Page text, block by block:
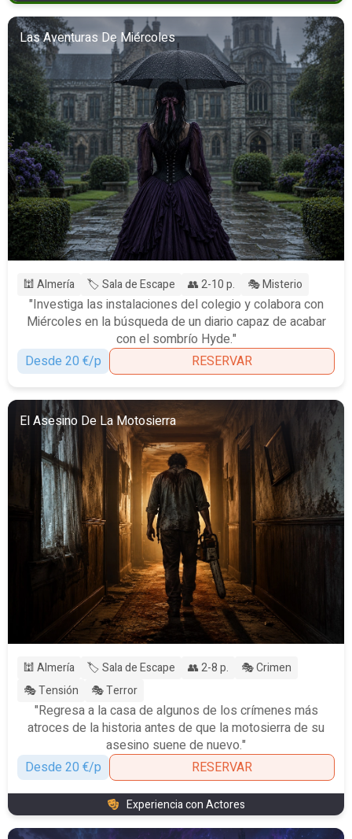
Las Aventuras De Miércoles
🕍 Almería 🏷️ Sala de Escape 👥 2-10 p. 🎭 Misterio
"Investiga las instalaciones del colegio y colabora con
Miércoles en la búsqueda de un diario capaz de acabar
con el sombrío Hyde."
Desde 20 €/p
RESERVAR
El Asesino De La Motosierra
🕍 Almería 🏷️ Sala de Escape 👥 2-8 p.
🎭 Crimen
🎭 Tensión
🎭 Terror
"Regresa a la casa de algunos de los crímenes más
atroces de la historia antes de que la motosierra de su
asesino suene de nuevo."
Desde 20 €/p
RESERVAR
Experiencia con Actores